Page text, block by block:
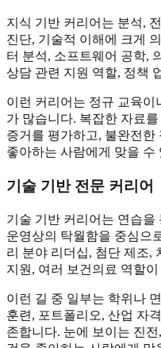
지식 기반 커리어는 분석,
진단, 기술적 이해에 크게
터 분석, 소프트웨어 공학,
상담 관련 지원 역할, 정책
이런 커리어는 정규 교육
가 많습니다. 복잡한 자료
증거를 평가하고, 불완전한
좋아하는 사람에게 맞을 수
기술 기반 전문 커리어
기술 기반 커리어는 연습을
운영상의 탁월함을 중심으
리 분야 리더십, 첨단 제조,
지원, 여러 보건의료 역할
이런 길 중 일부는 학위나
훈련, 포트폴리오, 산업 자
존합니다. 눈에 보이는 진